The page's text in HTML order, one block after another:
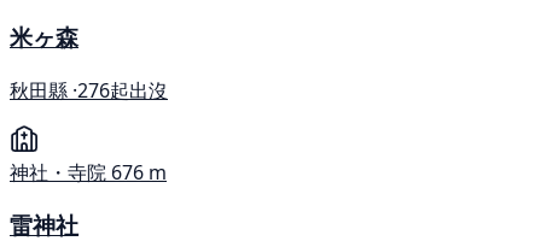
米ヶ森
秋田縣 ·276起出沒
神社・寺院 676 m
雷神社